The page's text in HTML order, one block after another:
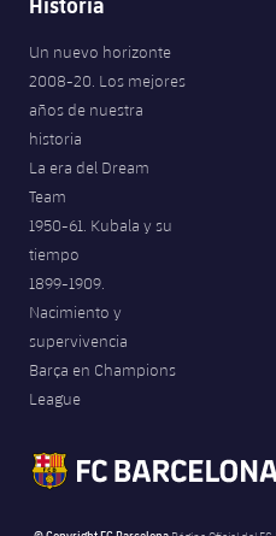
Un nuevo horizonte
2008-20. Los mejores
años de nuestra
historia
La era del Dream
Team
1950-61. Kubala y su
tiempo
1899-1909.
Nacimiento y
supervivencia
Barça en Champions
League